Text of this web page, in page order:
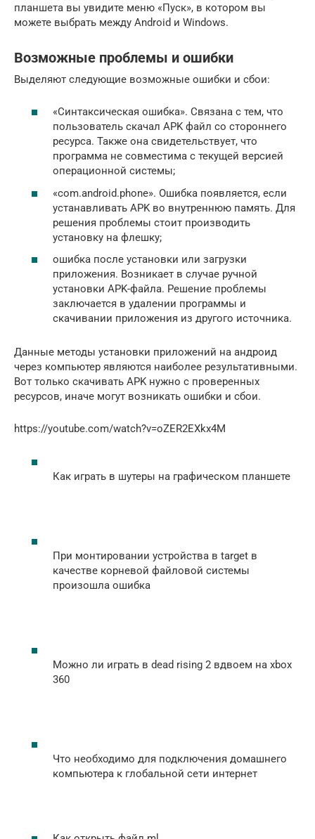
планшета вы увидите меню «Пуск», в котором вы
можете выбрать между Android и Windows.
Возможные проблемы и ошибки
Выделяют следующие возможные ошибки и сбои:
«Синтаксическая ошибка». Связана с тем, что
пользователь скачал APK файл со стороннего
ресурса. Также она свидетельствует, что
программа не совместима с текущей версией
операционной системы;
«com.android.phone». Ошибка появляется, если
устанавливать APK во внутреннюю память. Для
решения проблемы стоит производить
установку на флешку;
ошибка после установки или загрузки
приложения. Возникает в случае ручной
установки APK-файла. Решение проблемы
заключается в удалении программы и
скачивании приложения из другого источника.
Данные методы установки приложений на андроид
через компьютер являются наиболее результативными.
Вот только скачивать APK нужно с проверенных
ресурсов, иначе могут возникать ошибки и сбои.
https://youtube.com/watch?v=oZER2EXkx4M
Как играть в шутеры на графическом планшете
При монтировании устройства в target в
качестве корневой файловой системы
произошла ошибка
Можно ли играть в dead rising 2 вдвоем на xbox
360
Что необходимо для подключения домашнего
компьютера к глобальной сети интернет